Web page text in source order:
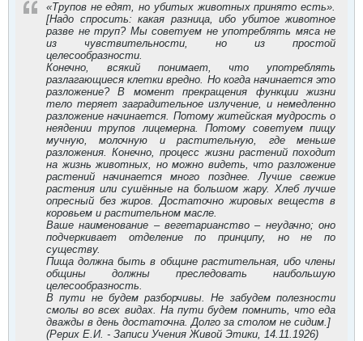
«Трупов не едят, но убитых животных принято есть».
[Надо спросить: какая разница, ибо убитое животное
разве не труп? Мы советуем не употреблять мяса не
из чувствительности, но из простой
целесообразности.
Конечно, всякий понимает, что употреблять
разлагающиеся клетки вредно. Но когда начинается это
разложение? В момент прекращения функции жизни
тело теряет заградительное излучение, и немедленно
разложение начинается. Потому житейская мудрость о
неядении трупов лицемерна. Потому советуем пищу
мучную, молочную и растительную, где меньше
разложения. Конечно, процесс жизни растений походит
на жизнь животных, но можно видеть, что разложение
растений начинается много позднее. Лучше свежие
растения или сушённые на большом жару. Хлеб лучше
опресный без жиров. Достаточно жировых веществ в
коровьем и растительном масле.
Ваше наименование – вегетарианство – неудачно; оно
подчеркивает отделение по принципу, но не по
существу.
Пища должна быть в общине растительная, ибо члены
общины должны преследовать наибольшую
целесообразность.
В пути не будем разборчивы. Не забудем полезности
смолы во всех видах. На пути будем помнить, что еда
дважды в день достаточна. Долго за столом не сидим.]
(Рерих Е.И. - Записи Учения Живой Этики, 14.11.1926)